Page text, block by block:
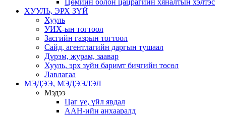
Цөмийн болон цацрагийн хяналтын хэлтэс
ХУУЛЬ, ЭРХ ЗҮЙ
Хууль
УИХ-ын тогтоол
Засгийн газрын тогтоол
Сайд, агентлагийн даргын тушаал
Дүрэм, журам, заавар
Хууль, эрх зүйн баримт бичгийн төсөл
Лавлагаа
МЭДЭЭ, МЭДЭЭЛЭЛ
Мэдээ
Цаг үе, үйл явдал
ААН-ийн анхааралд